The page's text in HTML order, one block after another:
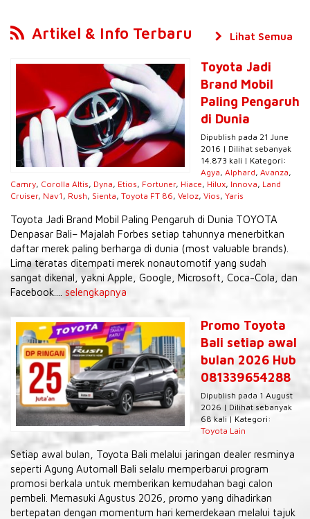
Artikel & Info Terbaru
Toyota Jadi
Brand Mobil
Paling Pengaruh
di Dunia
Dipublish pada 21 June
2016 | Dilihat sebanyak
14.873 kali | Kategori:
Agya, Alphard, Avanza,
Camry, Corolla Altis, Dyna, Etios, Fortuner, Hiace, Hilux, Innova, Land
Cruiser, Nav1 , Rush, Sienta, Toyota FT 86, Veloz, Vios, Yaris
Toyota Jadi Brand Mobil Paling Pengaruh di Dunia TOYOTA
Denpasar Bali– Majalah Forbes setiap tahunnya menerbitkan
daftar merek paling berharga di dunia (most valuable brands).
Lima teratas ditempati merek nonautomotif yang sudah
sangat dikenal, yakni Apple, Google, Microsoft, Coca-Cola, dan
Facebook.... selengkapnya
Promo Toyota
Bali setiap awal
bulan 2026 Hub
081339654288
Dipublish pada 1 August
2026 | Dilihat sebanyak
68 kali | Kategori:
Toyota Lain
Setiap awal bulan, Toyota Bali melalui jaringan dealer resminya
seperti Agung Automall Bali selalu memperbarui program
promosi berkala untuk memberikan kemudahan bagi calon
pembeli. Memasuki Agustus 2026, promo yang dihadirkan
bertepatan dengan momentum hari kemerdekaan melalui tajuk
Lihat Semua